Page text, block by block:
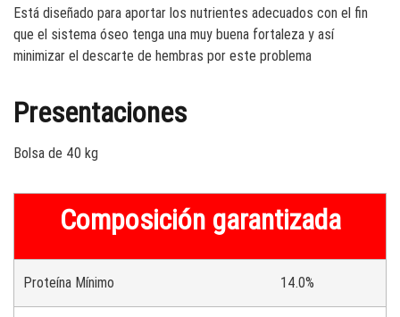
Está diseñado para aportar los nutrientes adecuados con el fin
que el sistema óseo tenga una muy buena fortaleza y así
minimizar el descarte de hembras por este problema
Presentaciones
Bolsa de 40 kg
Composición garantizada
Proteína Mínimo 14.0%